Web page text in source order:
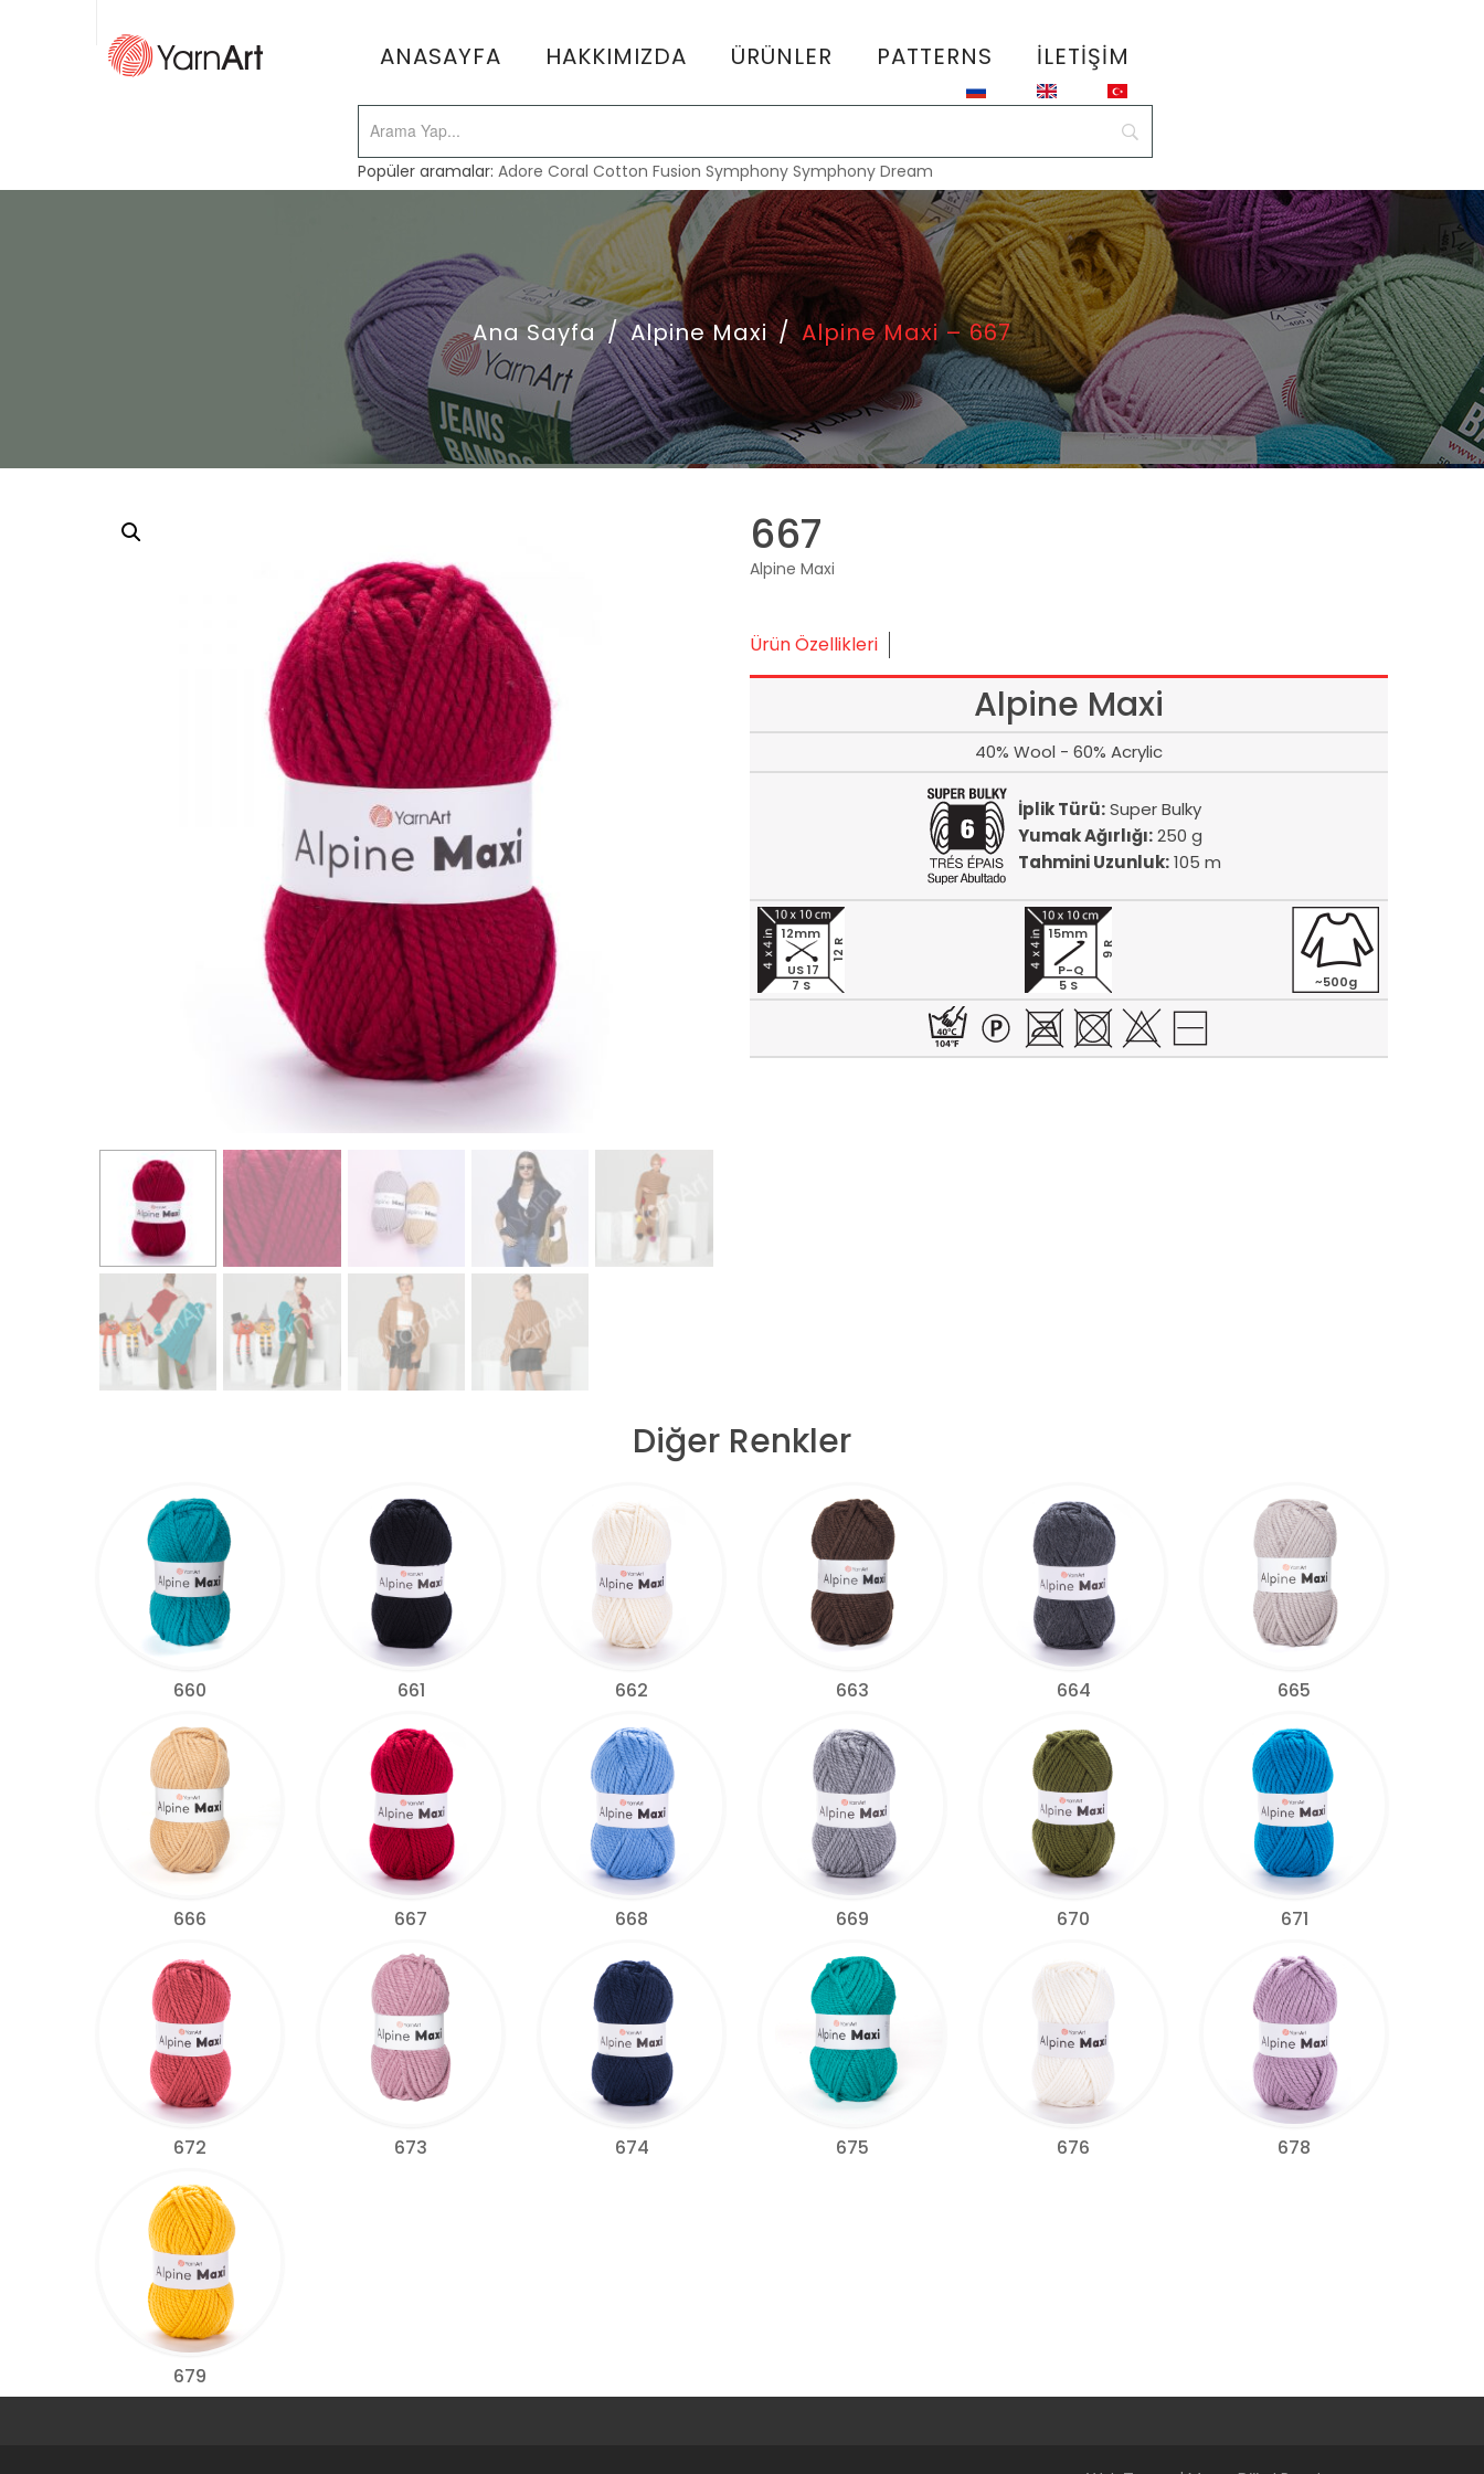
ANASAYFA HAKKIMIZDA ÜRÜNLER PATTERNS İLETIŞIM
Popüler aramalar:Adore Coral Cotton Fusion Symphony Symphony Dream
Ana Sayfa / Alpine Maxi / Alpine Maxi – 667
667
Alpine Maxi
Ürün Özellikleri
Alpine Maxi
40% Wool - 60% Acrylic
İplik Türü:Super Bulky
Yumak Ağırlığı:250 g
Tahmini Uzunluk:105 m
7 S
12 R
12mm
US 17
5 S
9 R
15mm
P-Q
~500g
Diğer Renkler
660 661 662 663 664 665
666 667 668 669 670 671
672 673 674 675 676 678
679